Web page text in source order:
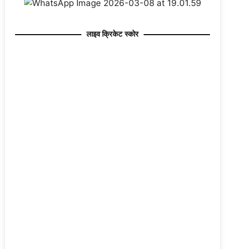
लाइव क्रिकेट स्कोर